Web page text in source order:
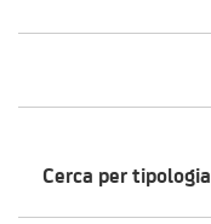
Cerca per tipologia